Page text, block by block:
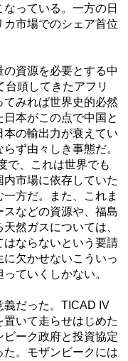
っている。一方の日
市場でのシェア首位
資源を必要とする中
台頭してきたアフリ
みれば世界史的必然
本がこの点で中国と
の輸出力が衰えてい
ず由々しき事態だ。
で、これは世界でも
市場に依存していた
方だ。また、これま
などの資源や、福島
然ガスについては、
はならないという要請
欠かせないこういっ
ていくしかない。
だった。 TICAD IV
いて走らせはじめた
ーク政府と投資協定
。モザンビークには